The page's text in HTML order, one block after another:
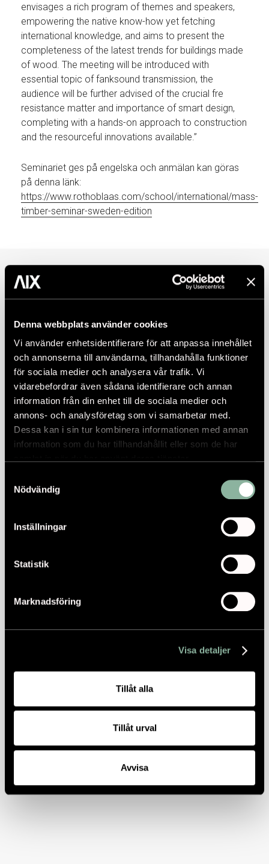
Denna webbplats använder cookies
Vi använder enhetsidentifierare för att anpassa innehållet
och annonserna till användarna, tillhandahålla funktioner
för sociala medier och analysera vår trafik. Vi
vidarebefordrar även sådana identifierare och annan
information från din enhet till de sociala medier och
annons- och analysföretag som vi samarbetar med.
Dessa kan i sin tur kombinera informationen med annan
information som du har tillhandahållit eller som de har
Nödvändig
Inställningar
Statistik
Marknadsföring
Visa detaljer
Tillåt alla
Tillåt urval
Avvisa
envisages a rich program of themes and speakers,
empowering the native know-how yet fetching
international knowledge, and aims to present the
completeness of the latest trends for buildings made
of wood. The meeting will be introduced with
essential topic of fanksound transmission, the
audience will be further advised of the crucial fre
resistance matter and importance of smart design,
completing with a hands-on approach to construction
and the resourceful innovations available.”
Seminariet ges på engelska och anmälan kan göras
på denna länk:
https://www.rothoblaas.com/school/international/mass-
timber-seminar-sweden-edition